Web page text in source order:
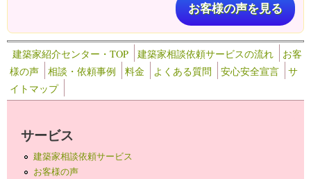
お客様の声を見る
建築家紹介センター・TOP 建築家相談依頼サービスの流れ
お客
様の声
相談・依頼事例 料金 よくある質問 安心安全宣言
サ
イトマップ
サービス
建築家相談依頼サービス
お客様の声